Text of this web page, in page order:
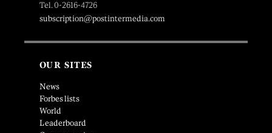
Tel. 0-2616-4726
subscription@postintermedia.com
OUR SITES
News
Forbes lists
World
Leaderboard